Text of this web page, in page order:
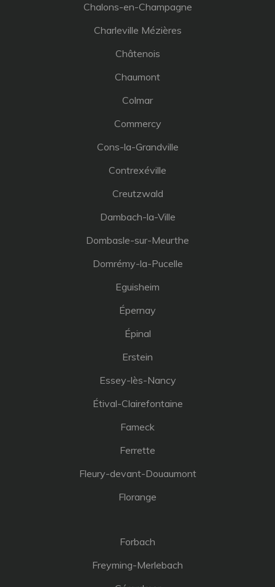
Chalons-en-Champagne
Charleville Mézières
Châtenois
Chaumont
Colmar
Commercy
Cons-la-Grandville
Contrexéville
Creutzwald
Dambach-la-Ville
Dombasle-sur-Meurthe
Domrémy-la-Pucelle
Eguisheim
Épernay
Épinal
Erstein
Essey-lès-Nancy
Étival-Clairefontaine
Fameck
Ferrette
Fleury-devant-Douaumont
Florange
Forbach
Freyming-Merlebach